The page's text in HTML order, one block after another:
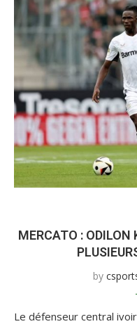
MERCATO : ODILON
by
Le défenseur central